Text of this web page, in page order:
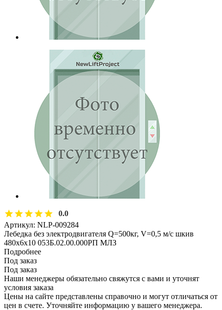
0.0
Артикул: NLP-009284
Лебедка без электродвигателя Q=500кг, V=0,5 м/с шкив
480х6х10 053Б.02.00.000РП МЛЗ
Подробнее
Под заказ
Под заказ
Наши менеджеры обязательно свяжутся с вами и уточнят
условия заказа
Цены на сайте представлены справочно и могут отличаться от
цен в счете. Уточняйте информацию у вашего менеджера.